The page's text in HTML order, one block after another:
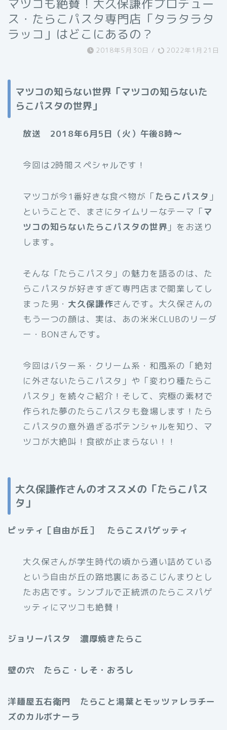
マツコも絶賛！大久保謙作プロデュー
ス・たらこパスタ専門店「タラタラタ
ラッコ」はどこにあるの？
2018年5月30日 / 2022年1月21日
マツコの知らない世界「マツコの知らないた
らこパスタの世界」
放送 2018年6月5日（火）午後8時〜
今回は2時間スペシャルです！
マツコが今1番好きな食べ物が「たらこパスタ 」
ということで、まさにタイムリーなテーマ「マ
ツコの知らないたらこパスタの世界 」をお送り
します。
そんな「たらこパスタ」の魅力を語るのは、た
らこパスタが好きすぎて専門店まで開業してし
まった男・ 大久保謙作さんです。大久保さんの
もう一つの顔は、実は、あの米米CLUBのリーダ
ー・BONさんです。
今回はバター系・クリーム系・和風系の「絶対
に外さないたらこパスタ」や「変わり種たらこ
パスタ」を続々ご紹介！そして、究極の素材で
作られた夢のたらこパスタも登場します！たら
こパスタの意外過ぎるポテンシャルを知り、マ
ツコが大絶叫！食欲が止まらない！！
大久保謙作さんのオススメの「たらこパス
タ」
ピッティ［自由が丘］ たらこスパゲッティ
大久保さんが学生時代の頃から通い詰めている
という自由が丘の路地裏にあるこじんまりとし
たお店です。シンプルで正統派のたらこスパゲ
ッティにマツコも絶賛！
ジョリーパスタ 濃厚焼きたらこ
壁の穴 たらこ・しそ・おろし
洋麺屋五右衛門 たらこと湯葉とモッツァレラチー
ズのカルボナーラ